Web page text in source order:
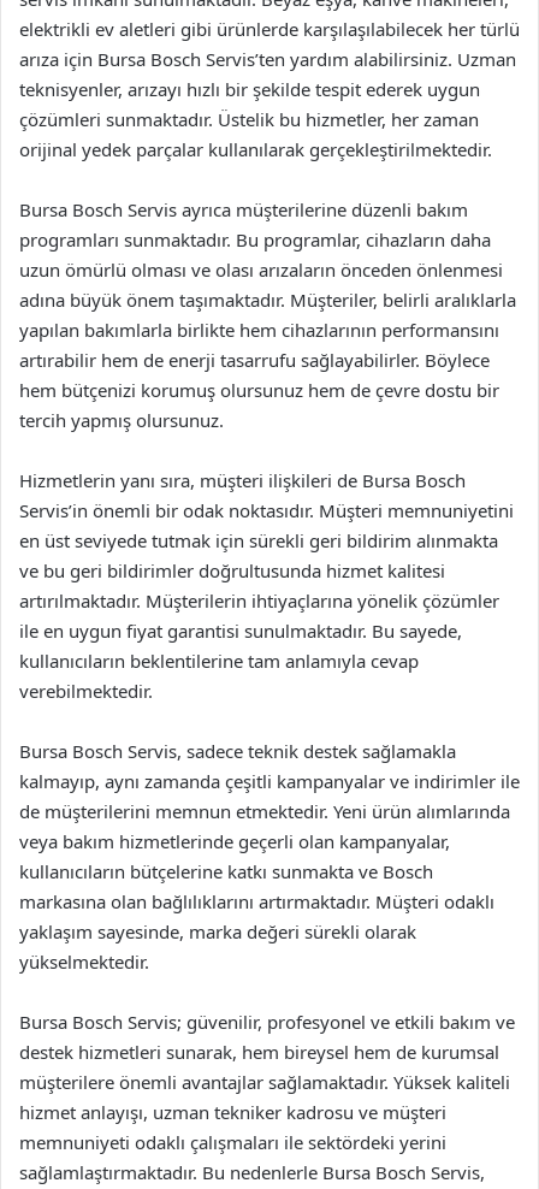
elektrikli ev aletleri gibi ürünlerde karşılaşılabilecek her türlü
arıza için Bursa Bosch Servis’ten yardım alabilirsiniz. Uzman
teknisyenler, arızayı hızlı bir şekilde tespit ederek uygun
çözümleri sunmaktadır. Üstelik bu hizmetler, her zaman
orijinal yedek parçalar kullanılarak gerçekleştirilmektedir.
Bursa Bosch Servis ayrıca müşterilerine düzenli bakım
programları sunmaktadır. Bu programlar, cihazların daha
uzun ömürlü olması ve olası arızaların önceden önlenmesi
adına büyük önem taşımaktadır. Müşteriler, belirli aralıklarla
yapılan bakımlarla birlikte hem cihazlarının performansını
artırabilir hem de enerji tasarrufu sağlayabilirler. Böylece
hem bütçenizi korumuş olursunuz hem de çevre dostu bir
tercih yapmış olursunuz.
Hizmetlerin yanı sıra, müşteri ilişkileri de Bursa Bosch
Servis’in önemli bir odak noktasıdır. Müşteri memnuniyetini
en üst seviyede tutmak için sürekli geri bildirim alınmakta
ve bu geri bildirimler doğrultusunda hizmet kalitesi
artırılmaktadır. Müşterilerin ihtiyaçlarına yönelik çözümler
ile en uygun fiyat garantisi sunulmaktadır. Bu sayede,
kullanıcıların beklentilerine tam anlamıyla cevap
verebilmektedir.
Bursa Bosch Servis, sadece teknik destek sağlamakla
kalmayıp, aynı zamanda çeşitli kampanyalar ve indirimler ile
de müşterilerini memnun etmektedir. Yeni ürün alımlarında
veya bakım hizmetlerinde geçerli olan kampanyalar,
kullanıcıların bütçelerine katkı sunmakta ve Bosch
markasına olan bağlılıklarını artırmaktadır. Müşteri odaklı
yaklaşım sayesinde, marka değeri sürekli olarak
yükselmektedir.
Bursa Bosch Servis; güvenilir, profesyonel ve etkili bakım ve
destek hizmetleri sunarak, hem bireysel hem de kurumsal
müşterilere önemli avantajlar sağlamaktadır. Yüksek kaliteli
hizmet anlayışı, uzman tekniker kadrosu ve müşteri
memnuniyeti odaklı çalışmaları ile sektördeki yerini
sağlamlaştırmaktadır. Bu nedenlerle Bursa Bosch Servis,